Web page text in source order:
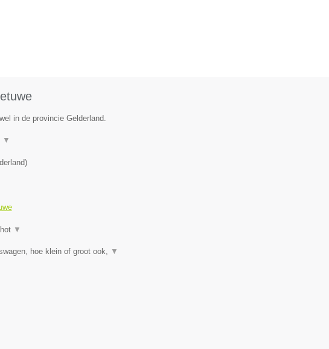
in de provincie Gelderland.
▼
)
▼
hoe klein of groot ook, ▼